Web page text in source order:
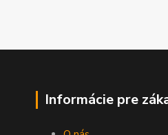
Informácie pre